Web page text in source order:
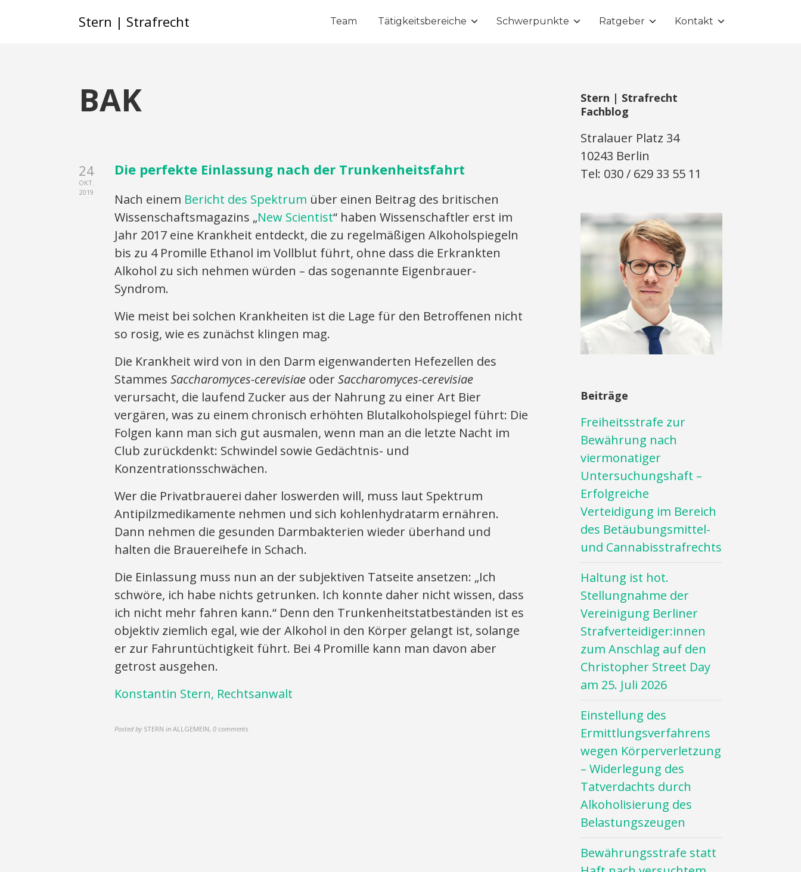
Stern | Strafrecht Team Tätigkeitsbereiche Schwerpunkte Ratgeber Kontakt
BAK
24
OKT.
2019
Die perfekte Einlassung nach der Trunkenheitsfahrt
Nach einem Bericht des Spektrum über einen Beitrag des britischen
Wissenschaftsmagazins „New Scientist“ haben Wissenschaftler erst im
Jahr 2017 eine Krankheit entdeckt, die zu regelmäßigen Alkoholspiegeln
bis zu 4 Promille Ethanol im Vollblut führt, ohne dass die Erkrankten
Alkohol zu sich nehmen würden – das sogenannte Eigenbrauer-
Syndrom.
Wie meist bei solchen Krankheiten ist die Lage für den Betroffenen nicht
so rosig, wie es zunächst klingen mag.
Die Krankheit wird von in den Darm eigenwanderten Hefezellen des
Stammes Saccharomyces-cerevisiae oderSaccharomyces-cerevisiae
verursacht, die laufend Zucker aus der Nahrung zu einer Art Bier
vergären, was zu einem chronisch erhöhten Blutalkoholspiegel führt: Die
Folgen kann man sich gut ausmalen, wenn man an die letzte Nacht im
Club zurückdenkt: Schwindel sowie Gedächtnis- und
Konzentrationsschwächen.
Wer die Privatbrauerei daher loswerden will, muss laut Spektrum
Antipilzmedikamente nehmen und sich kohlenhydratarm ernähren.
Dann nehmen die gesunden Darmbakterien wieder überhand und
halten die Brauereihefe in Schach.
Die Einlassung muss nun an der subjektiven Tatseite ansetzen: „Ich
schwöre, ich habe nichts getrunken. Ich konnte daher nicht wissen, dass
ich nicht mehr fahren kann.“ Denn den Trunkenheitstatbeständen ist es
objektiv ziemlich egal, wie der Alkohol in den Körper gelangt ist, solange
er zur Fahruntüchtigkeit führt. Bei 4 Promille kann man davon aber
getrost ausgehen.
Konstantin Stern, Rechtsanwalt
Posted by STERN in ALLGEMEIN, 0 comments
Stern | Strafrecht
Fachblog
Stralauer Platz 34
10243 Berlin
Tel: 030 / 629 33 55 11
Beiträge
Freiheitsstrafe zur
Bewährung nach
viermonatiger
Untersuchungshaft –
Erfolgreiche
Verteidigung im Bereich
des Betäubungsmittel-
und Cannabisstrafrechts
Haltung ist hot.
Stellungnahme der
Vereinigung Berliner
Strafverteidiger:innen
zum Anschlag auf den
Christopher Street Day
am 25. Juli 2026
Einstellung des
Ermittlungsverfahrens
wegen Körperverletzung
– Widerlegung des
Tatverdachts durch
Alkoholisierung des
Belastungszeugen
Bewährungsstrafe statt